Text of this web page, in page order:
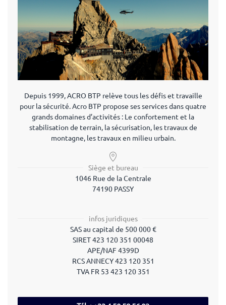
Depuis 1999, ACRO BTP relève tous les défis et travaille
pour la sécurité. Acro BTP propose ses services dans quatre
grands domaines d’activités : Le confortement et la
stabilisation de terrain, la sécurisation, les travaux de
montagne, les travaux en milieu urbain.
Siège et bureau
1046 Rue de la Centrale
74190 PASSY
infos juridiques
SASau capital de 500 000 €
SIRET423 120 351 00048
APE/NAF 4399D
RCSANNECY 423 120 351
TVA FR 53 423 120 351